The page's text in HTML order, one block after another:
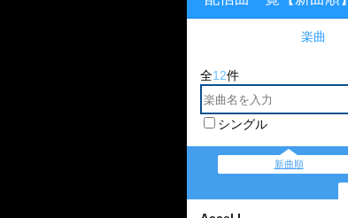
楽曲
全12件
シングル
新曲順